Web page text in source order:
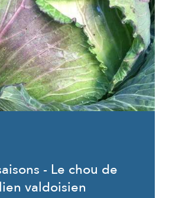
- Le chou de
valdoisien